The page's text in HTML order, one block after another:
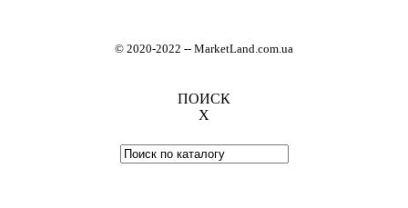
© 2020-2022 -- MarketLand.com.ua
ПОИСК
X